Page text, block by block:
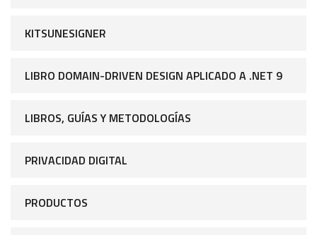
KITSUNESIGNER
LIBRO DOMAIN-DRIVEN DESIGN APLICADO A .NET 9
LIBROS, GUÍAS Y METODOLOGÍAS
PRIVACIDAD DIGITAL
PRODUCTOS